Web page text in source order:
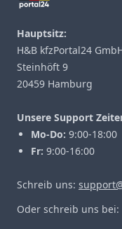
Hauptsitz:
H&B kfzPortal24
Steinhöft 9
20459 Hamburg
Unsere Support
Mo-Do: 9:00-18:00
Fr: 9:00-16:00
Schreib uns:
Oder schreib uns bei: